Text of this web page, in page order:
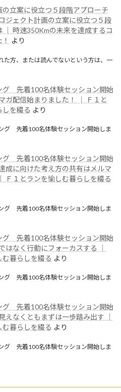
の立案に役立つ５段階アプローチ
ェクト計画の立案に役立つ５段
│ 時速350Kmの未来を達成するコ
より
た方、または読んでないという方は、一
グ 先着100名体験セッション開始
ガ配信始まりました！ │ Ｆ１と
しを綴る より
グ 先着100名体験セッション開始しま
グ 先着100名体験セッション開始
成に向けた考え方の共有はメルマ
Ｆ１とランを愉しむ暮らしを綴る
グ 先着100名体験セッション開始しま
グ 先着100名体験セッション開始
はなく行動にフォーカスする │
む暮らしを綴る より
グ 先着100名体験セッション開始しま
グ 先着100名体験セッション開始
えなくともまずは一歩踏み出す │
む暮らしを綴る より
グ 先着100名体験セッション開始しま